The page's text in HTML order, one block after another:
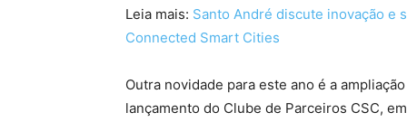
Leia mais: Santo André discute inovação e
Connected Smart Cities
Outra novidade para este ano é a
lançamento do Clube de Parceiros CSC,